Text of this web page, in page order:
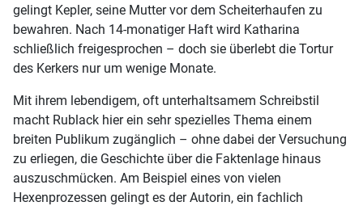
gelingt Kepler, seine Mutter vor dem Scheiterhaufen zu
bewahren. Nach 14-monatiger Haft wird Katharina
schließlich freigesprochen – doch sie überlebt die Tortur
des Kerkers nur um wenige Monate.
Mit ihrem lebendigem, oft unterhaltsamem Schreibstil
macht Rublack hier ein sehr spezielles Thema einem
breiten Publikum zugänglich – ohne dabei der Versuchung
zu erliegen, die Geschichte über die Faktenlage hinaus
auszuschmücken. Am Beispiel eines von vielen
Hexenprozessen gelingt es der Autorin, ein fachlich